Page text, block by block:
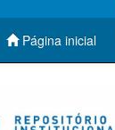
Página inicial